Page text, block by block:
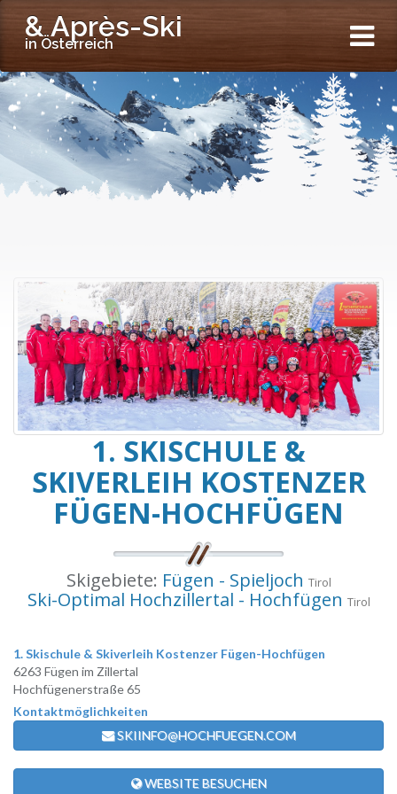
& Après-Ski
in Österreich
1. SKISCHULE &
SKIVERLEIH KOSTENZER
FÜGEN-HOCHFÜGEN
Skigebiete: Fügen - Spieljoch Tirol
Ski-Optimal Hochzillertal - Hochfügen Tirol
1. Skischule & Skiverleih Kostenzer Fügen-Hochfügen
6263 Fügen im Zillertal
Hochfügenerstraße 65
Kontaktmöglichkeiten
SKIINFO@HOCHFUEGEN.COM
WEBSITE BESUCHEN